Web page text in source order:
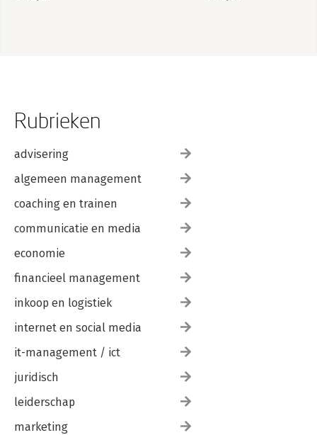
Rubrieken
advisering
algemeen management
coaching en trainen
communicatie en media
economie
financieel management
inkoop en logistiek
internet en social media
it-management / ict
juridisch
leiderschap
marketing